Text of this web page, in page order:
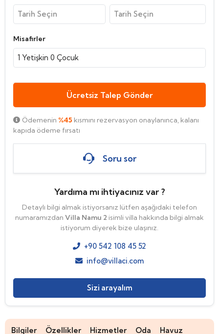
Bilgiler Özellikler Hizmetler Oda
Havuz
Misafirler
1 Yetişkin 0 Çocuk
Ücretsiz Talep Gönder
Ödemenin %45 kısmını rezervasyon onaylanınca, kalanı
kapıda ödeme fırsatı
Soru sor
Yardıma mı ihtiyacınız var ?
Detaylı bilgi almak istiyorsanız lütfen aşağıdaki telefon
numaramızdan Villa Namu 2 isimli villa hakkında bilgi almak
istiyorum diyerek bize ulaşınız.
+90 542 108 45 52
info@villaci.com
Sizi arayalım